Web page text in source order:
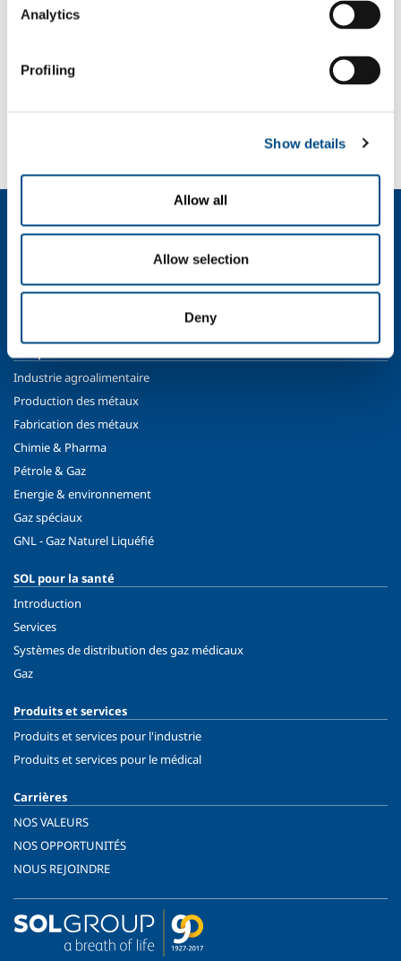
Analytics
Profiling
Show details
Allow all
Allow selection
Deny
Transport et pipelines
Durabilité
Sécurité, environnement et qualité
Industrie agroalimentaire
Production des métaux
Fabrication des métaux
Chimie & Pharma
Pétrole & Gaz
Energie & environnement
Gaz spéciaux
GNL - Gaz Naturel Liquéfié
SOL pour la santé
Introduction
Services
Systèmes de distribution des gaz médicaux
Gaz
Produits et services
Produits et services pour l'industrie
Produits et services pour le médical
Carrières
NOS VALEURS
NOS OPPORTUNITÉS
NOUS REJOINDRE